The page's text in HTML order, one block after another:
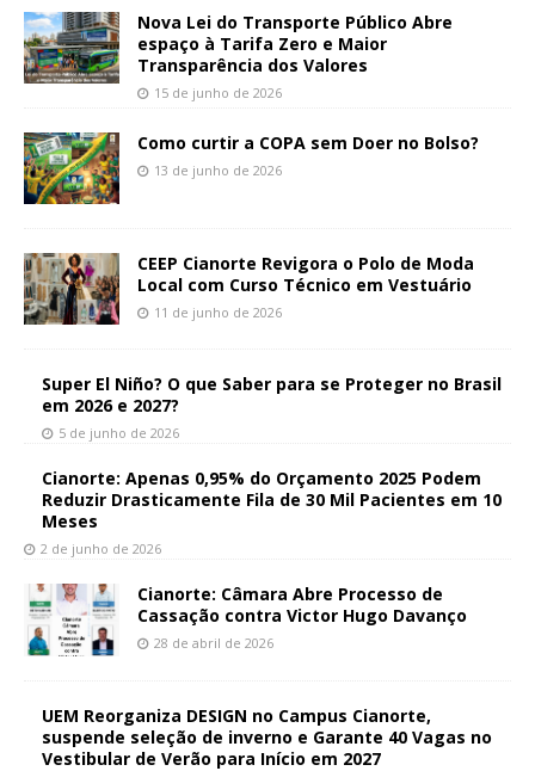
Nova Lei do Transporte Público Abre
espaço à Tarifa Zero e Maior
Transparência dos Valores
15 de junho de 2026
Como curtir a COPA sem Doer no Bolso?
13 de junho de 2026
CEEP Cianorte Revigora o Polo de Moda
Local com Curso Técnico em Vestuário
11 de junho de 2026
Super El Niño? O que Saber para se Proteger no Brasil
em 2026 e 2027?
5 de junho de 2026
Cianorte: Apenas 0,95% do Orçamento 2025 Podem
Reduzir Drasticamente Fila de 30 Mil Pacientes em 10
Meses
2 de junho de 2026
Cianorte: Câmara Abre Processo de
Cassação contra Victor Hugo Davanço
28 de abril de 2026
UEM Reorganiza DESIGN no Campus Cianorte,
suspende seleção de inverno e Garante 40 Vagas no
Vestibular de Verão para Início em 2027